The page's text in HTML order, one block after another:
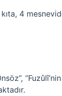
4
“Fuzûlî’nin